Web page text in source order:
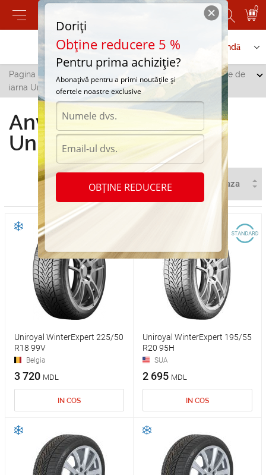
0
Contactați-ne Serviciu de comandă
Pagina principală Criuleni/
Anvelope de
iarna Uniroyal in Criuleni
Anvelope de iarna
Uniroyal in Criuleni
Uniroyal WinterExpert 225/50
R18 99V
Belgia
3 720 MDL
IN COS
Uniroyal WinterExpert 195/55
R20 95H
SUA
2 695 MDL
IN COS
Doriți
Obține reducere 5 %
Pentru prima achiziție?
Abonațivă pentru a primi noutățile și
ofertele noastre exclusive
OBȚINE REDUCERE